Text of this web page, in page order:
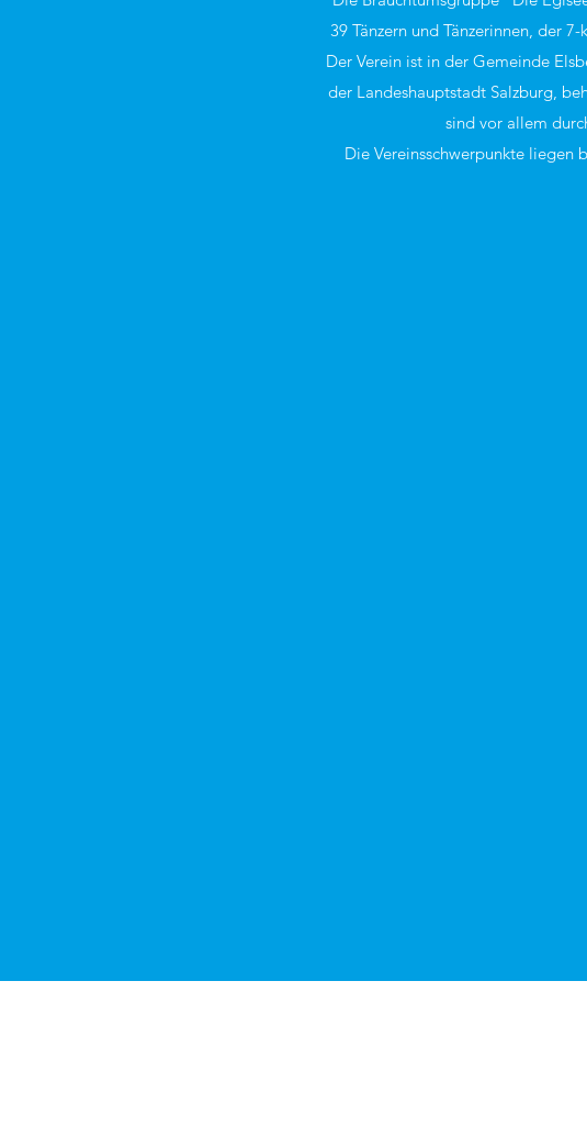
39 Tänzern und Tänzerinnen, der
Der Verein ist in der Gemeinde
der Landeshauptstadt Salzburg,
sind vor allem
Die Vereinsschwerpunkte liegen